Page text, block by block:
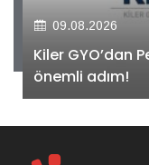
09.08.2026
Kiler GYO’dan
önemli adım!